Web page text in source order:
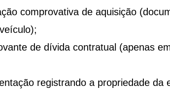
comprovativa de aquisição
de dívida contratual (apenas
registrando a propriedade da